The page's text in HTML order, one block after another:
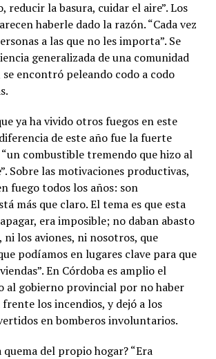
reducir la basura, cuidar el aire”. Los
haberle dado la razón. “Cada vez
a las que no les importa”. Se
generalizada de una comunidad
encontró peleando codo a codo
ya ha vivido otros fuegos en este
de este año fue la fuerte
“un combustible tremendo que hizo al
Sobre las motivaciones productivas,
fuego todos los años: son
más que claro. El tema es que esta
era imposible; no daban abasto
ni los aviones, ni nosotros, que
podíamos en lugares clave para que
En Córdoba es amplio el
al gobierno provincial por no haber
los incendios, y dejó a los
en bomberos involuntarios.
quema del propio hogar? “Era